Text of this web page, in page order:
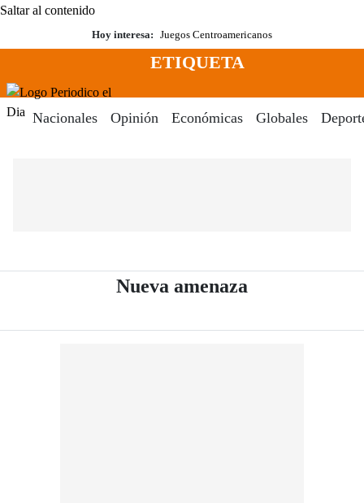
Saltar al contenido
Hoy interesa: Juegos Centroamericanos
Menú
ETIQUETA
Nacionales Opinión Económicas Globales
Nueva amenaza